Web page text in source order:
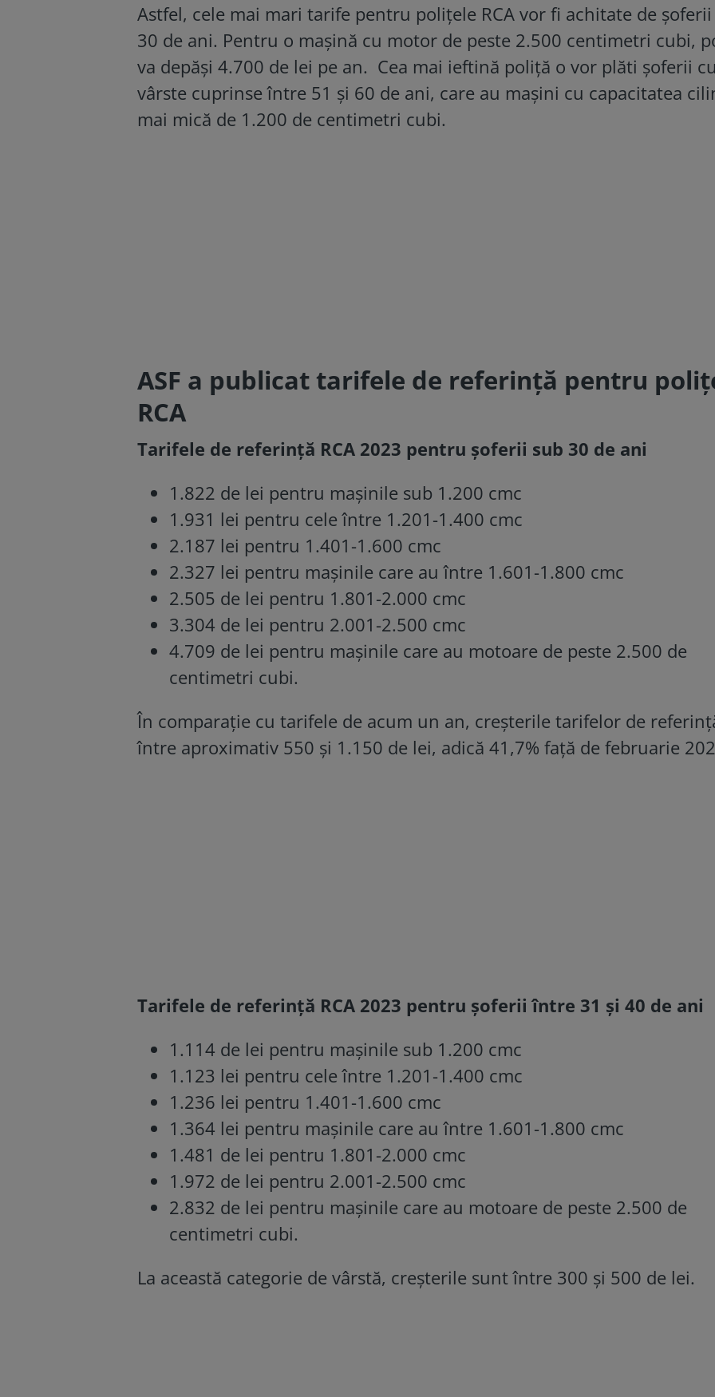
Astfel, cele mai mari tarife pentru polițele RCA vor fi achitate de
30 de ani. Pentru o mașină cu motor de peste 2.500 centimetri cubi,
va depăși 4.700 de lei pe an. Cea mai ieftină poliță o vor plăti șoferii
vârste cuprinse între 51 și 60 de ani, care au mașini cu capacitatea
mai mică de 1.200 de centimetri cubi.
ASF a publicat tarifele de referinţă pentru
RCA
Tarifele de referință RCA 2023 pentru șoferii sub 30 de ani
1.822 de lei pentru mașinile sub 1.200 cmc
1.931 lei pentru cele între 1.201-1.400 cmc
2.187 lei pentru 1.401-1.600 cmc
2.327 lei pentru mașinile care au între 1.601-1.800 cmc
2.505 de lei pentru 1.801-2.000 cmc
3.304 de lei pentru 2.001-2.500 cmc
4.709 de lei pentru mașinile care au motoare de peste 2.500 de
centimetri cubi.
În comparație cu tarifele de acum un an, creșterile tarifelor de
între aproximativ 550 și 1.150 de lei, adică 41,7% față de februarie
Tarifele de referință RCA 2023 pentru șoferii între 31 și 40 de ani
1.114 de lei pentru mașinile sub 1.200 cmc
1.123 lei pentru cele între 1.201-1.400 cmc
1.236 lei pentru 1.401-1.600 cmc
1.364 lei pentru mașinile care au între 1.601-1.800 cmc
1.481 de lei pentru 1.801-2.000 cmc
1.972 de lei pentru 2.001-2.500 cmc
2.832 de lei pentru mașinile care au motoare de peste 2.500 de
centimetri cubi.
La această categorie de vârstă, creșterile sunt între 300 și 500 de lei.